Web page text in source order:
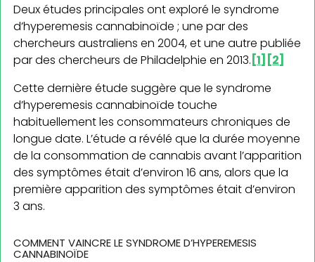
Deux études principales ont exploré le syndrome
d’hyperemesis cannabinoïde ; une par des
chercheurs australiens en 2004, et une autre publiée
par des chercheurs de Philadelphie en 2013. [1] [2]
Cette dernière étude suggère que le syndrome
d’hyperemesis cannabinoïde touche
habituellement les consommateurs chroniques de
longue date. L’étude a révélé que la durée moyenne
de la consommation de cannabis avant l’apparition
des symptômes était d’environ 16 ans, alors que la
première apparition des symptômes était d’environ
3 ans.
COMMENT VAINCRE LE SYNDROME D’HYPEREMESIS
CANNABINOÏDE